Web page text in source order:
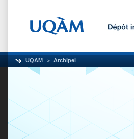
UQAM Archipel